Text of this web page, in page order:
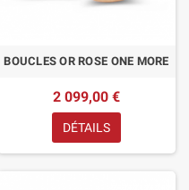
BOUCLES OR ROSE ONE MORE
2 099,00 €
DÉTAILS